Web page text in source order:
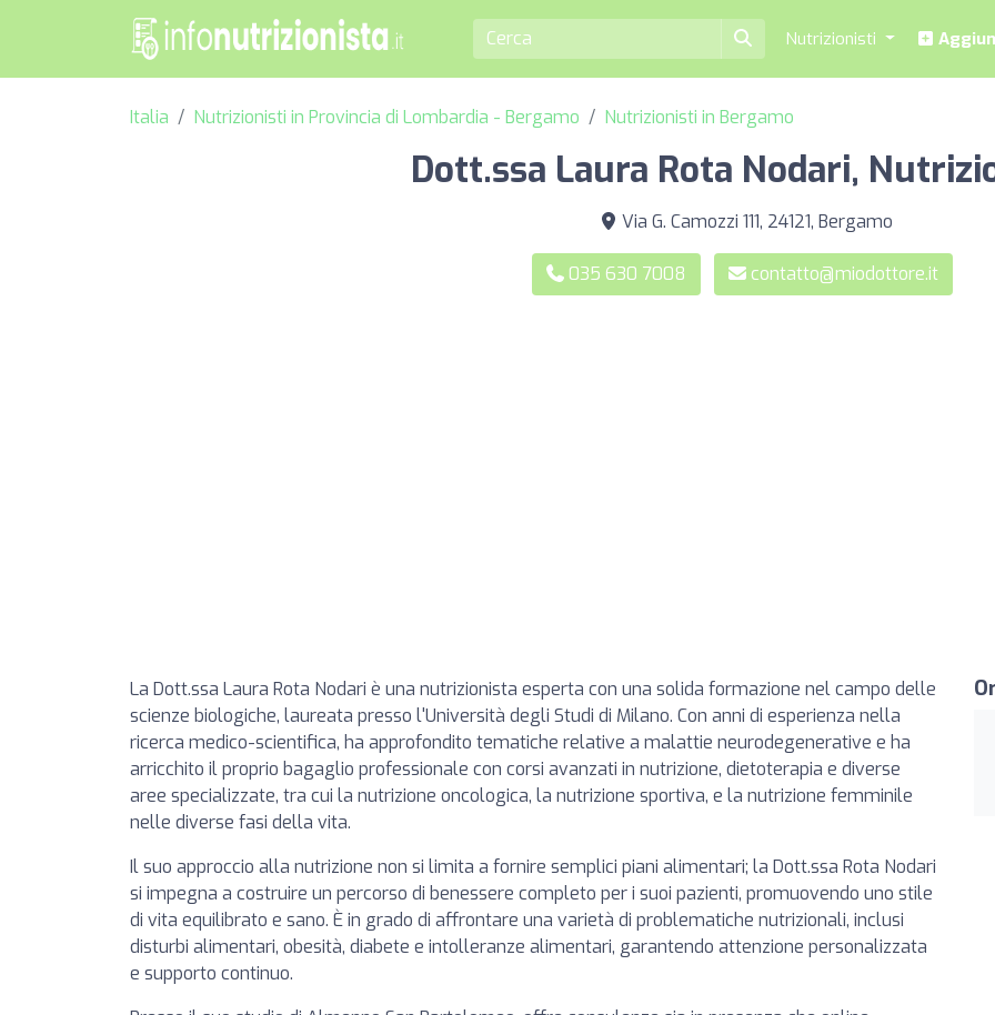
Nutrizionisti
Italia Nutrizionisti in Provincia di Lombardia - Bergamo Nutrizionisti in Bergamo
Dott.ssa Laura Rota Nodari,
Via G. Camozzi 111, 24121, Bergamo
035 630 7008 contatto@miodottore.it
La Dott.ssa Laura Rota Nodari è una nutrizionista esperta con una solida formazione nel campo delle
scienze biologiche, laureata presso l'Università degli Studi di Milano. Con anni di esperienza nella
ricerca medico-scientifica, ha approfondito tematiche relative a malattie neurodegenerative e ha
arricchito il proprio bagaglio professionale con corsi avanzati in nutrizione, dietoterapia e diverse
aree specializzate, tra cui la nutrizione oncologica, la nutrizione sportiva, e la nutrizione femminile
nelle diverse fasi della vita.
Il suo approccio alla nutrizione non si limita a fornire semplici piani alimentari; la Dott.ssa Rota Nodari
si impegna a costruire un percorso di benessere completo per i suoi pazienti, promuovendo uno stile
di vita equilibrato e sano. È in grado di affrontare una varietà di problematiche nutrizionali, inclusi
disturbi alimentari, obesità, diabete e intolleranze alimentari, garantendo attenzione personalizzata
e supporto continuo.